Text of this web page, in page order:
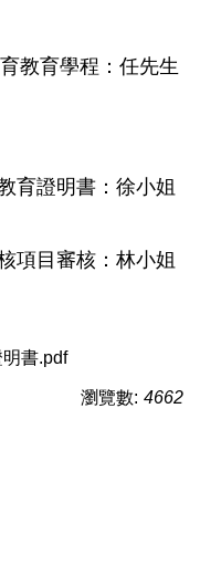
教育學程：任先生
育證明書：徐小姐
項目審核：林小姐
書.pdf
瀏覽數: 4662